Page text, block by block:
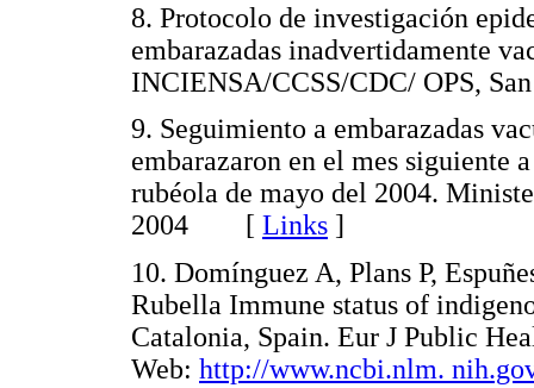
8. Protocolo de investigación
embarazadas inadvertidamente
INCIENSA/CCSS/CDC/ OPS,
9. Seguimiento a embarazadas
embarazaron en el mes siguiente
rubéola de mayo del 2004.
2004 [ Links ]
10. Domínguez A, Plans P,
Rubella Immune status of
Catalonia, Spain. Eur J Public
Web: http://www.ncbi.nlm.